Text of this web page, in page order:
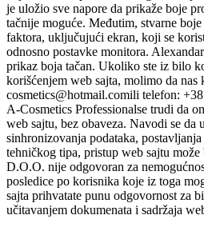
je uložio sve napore da prikaže boje
tačnije moguće. Međutim, stvarne
faktora, uključujući ekran, koji se
odnosno postavke monitora.
prikaz boja tačan. Ukoliko ste iz bilo
korišćenjem web sajta, molimo da nas
cosmetics@hotmail.comili telefon:
A-Cosmetics Professionalse trudi da
web sajtu, bez obaveza. Navodi se da
sinhronizovanja podataka,
tehničkog tipa, pristup web sajtu može
D.O.O. nije odgovoran za
posledice po korisnika koje iz toga
sajta prihvatate punu odgovornost za
učitavanjem dokumenata i sadržaja